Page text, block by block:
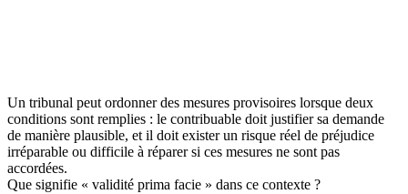
Un tribunal peut ordonner des mesures provisoires lorsque deux
conditions sont remplies : le contribuable doit justifier sa demande
de manière plausible, et il doit exister un risque réel de préjudice
irréparable ou difficile à réparer si ces mesures ne sont pas
accordées.
Que signifie « validité prima facie » dans ce contexte ?